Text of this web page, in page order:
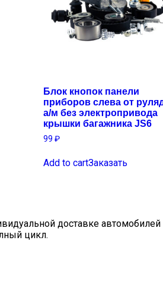
Блок кнопок панели
приборов слева от
а/м без электропривода
крышки багажника JS6
99 ₽
Add to cartЗаказать
доставке
цикл.